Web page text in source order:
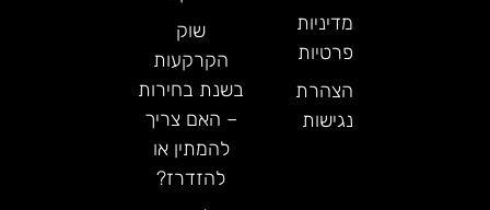
מדיניות
פרטיות
הצהרת
נגישות
שוק
הקרקעות
בשנת בחירות
– האם צריך
להמתין או
להזדרז?